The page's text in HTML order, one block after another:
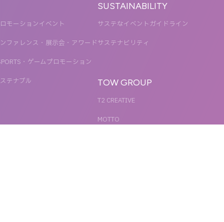
モーションイベント
ファレンス・展示会・アワード
・ゲームプロモーション
テナブル
SUSTAINABILITY
サステなイベントガイドライン
サステナビリティ
TOW GROUP
T2 CREATIVE
MOTTO